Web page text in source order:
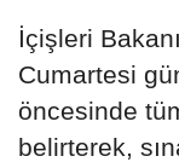
İçişleri
Cumartesi
öncesinde
belirterek,